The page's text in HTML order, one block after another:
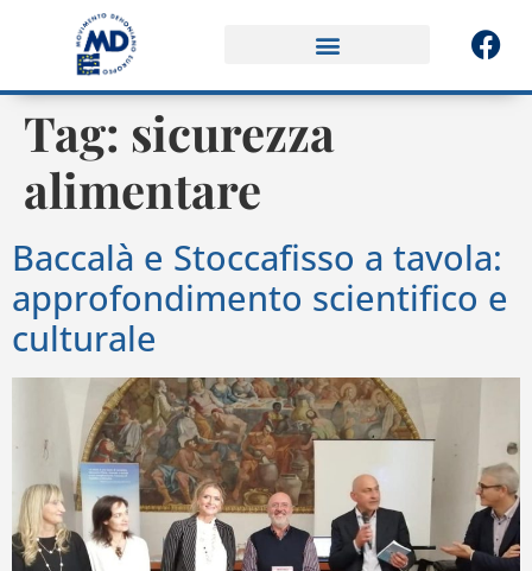
Tag: sicurezza
alimentare
Baccalà e Stoccafisso a tavola:
approfondimento scientifico e
culturale